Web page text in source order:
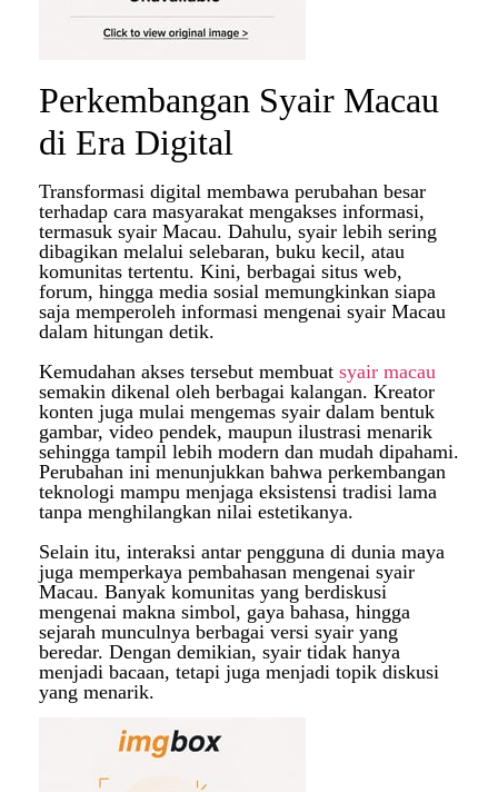
Perkembangan Syair Macau
di Era Digital
Transformasi digital membawa perubahan besar
terhadap cara masyarakat mengakses informasi,
termasuk syair Macau. Dahulu, syair lebih sering
dibagikan melalui selebaran, buku kecil, atau
komunitas tertentu. Kini, berbagai situs web,
forum, hingga media sosial memungkinkan siapa
saja memperoleh informasi mengenai syair Macau
dalam hitungan detik.
Kemudahan akses tersebut membuat syair macau
semakin dikenal oleh berbagai kalangan. Kreator
konten juga mulai mengemas syair dalam bentuk
gambar, video pendek, maupun ilustrasi menarik
sehingga tampil lebih modern dan mudah dipahami.
Perubahan ini menunjukkan bahwa perkembangan
teknologi mampu menjaga eksistensi tradisi lama
tanpa menghilangkan nilai estetikanya.
Selain itu, interaksi antar pengguna di dunia maya
juga memperkaya pembahasan mengenai syair
Macau. Banyak komunitas yang berdiskusi
mengenai makna simbol, gaya bahasa, hingga
sejarah munculnya berbagai versi syair yang
beredar. Dengan demikian, syair tidak hanya
menjadi bacaan, tetapi juga menjadi topik diskusi
yang menarik.